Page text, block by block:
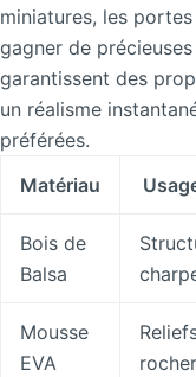
miniatures, les
gagner de
garantissent des
un réalisme
préférées.
Matériau
Bois de
Balsa
Mousse
EVA